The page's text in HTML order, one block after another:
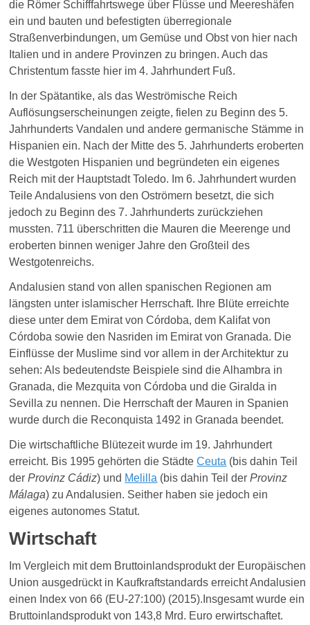
die Römer Schifffahrtswege über Flüsse und Meereshäfen
ein und bauten und befestigten überregionale
Straßenverbindungen, um Gemüse und Obst von hier nach
Italien und in andere Provinzen zu bringen. Auch das
Christentum fasste hier im 4. Jahrhundert Fuß.
n der Spätantike, als das Weströmische Reich
Auflösungserscheinungen zeigte, fielen zu Beginn des 5.
Jahrhunderts Vandalen und andere germanische Stämme in
Hispanien ein. Nach der Mitte des 5. Jahrhunderts eroberten
die Westgoten Hispanien und begründeten ein eigenes
Reich mit der Hauptstadt Toledo. Im 6. Jahrhundert wurden
Teile Andalusiens von den Oströmern besetzt, die sich
jedoch zu Beginn des 7. Jahrhunderts zurückziehen
mussten. 711 überschritten die Mauren die Meerenge und
eroberten binnen weniger Jahre den Großteil des
Westgotenreichs.
Andalusien stand von allen spanischen Regionen am
längsten unter islamischer Herrschaft. Ihre Blüte erreichte
diese unter dem Emirat von Córdoba, dem Kalifat von
Córdoba sowie den Nasriden im Emirat von Granada. Die
Einflüsse der Muslime sind vor allem in der Architektur zu
sehen: Als bedeutendste Beispiele sind die Alhambra in
Granada, die Mezquita von Córdoba und die Giralda in
Sevilla zu nennen. Die Herrschaft der Mauren in Spanien
wurde durch die Reconquista 1492 in Granada beendet.
Die wirtschaftliche Blütezeit wurde im 19. Jahrhundert
erreicht. Bis 1995 gehörten die StädteCeuta (bis dahin Teil
derProvinz Cádiz) und Melilla (bis dahin Teil derProvinz
Málaga) zu Andalusien. Seither haben sie jedoch ein
eigenes autonomes Statut.
Wirtschaft
Im Vergleich mit dem Bruttoinlandsprodukt der Europäischen
Union ausgedrückt in Kaufkraftstandards erreicht Andalusien
einen Index von 66 (EU-27:100) (2015).Insgesamt wurde ein
Bruttoinlandsprodukt von 143,8 Mrd. Euro erwirtschaftet.